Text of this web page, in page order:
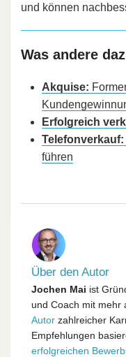
und können
Was andere
Akquise:
Erfolgreich
Telefonverkauf:
führen
Über den Autor
Jochen Mai ist
und Coach mit mehr
Autor zahlreicher
Empfehlungen
erfolgreichen